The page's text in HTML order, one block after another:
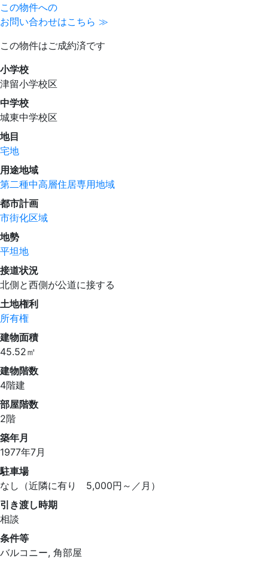
この物件への
お問い合わせはこちら ≫
この物件はご成約済です
小学校
津留小学校区
中学校
城東中学校区
地目
宅地
用途地域
第二種中高層住居専用地域
都市計画
市街化区域
地勢
平坦地
接道状況
北側と西側が公道に接する
土地権利
所有権
建物面積
45.52㎡
建物階数
4階建
部屋階数
2階
築年月
1977年7月
駐車場
なし（近隣に有り 5,000円～／月）
引き渡し時期
相談
条件等
バルコニー, 角部屋